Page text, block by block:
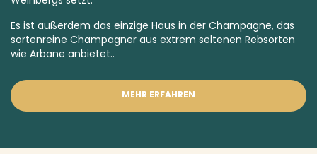
Es ist außerdem das einzige Haus in der Champagne, das
sortenreine Champagner aus extrem seltenen Rebsorten
wie Arbane anbietet..
MEHR ERFAHREN